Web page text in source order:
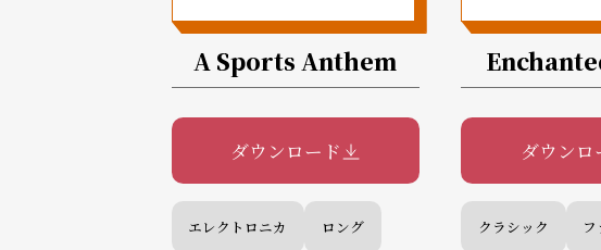
A Sports Anthem
ダウンロード
エレクトロニカ ロング
ダウンロ
クラシック